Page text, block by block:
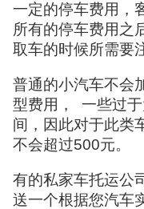
一定的停车费用，
所有的停车费用之
取车的时候所需要
普通的小汽车不会
型费用， 一些过
间，因此对于此类
不会超过500元。
有的私家车托运公
送一个根据您汽车